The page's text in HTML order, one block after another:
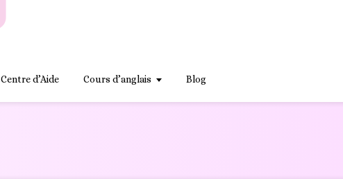
Centre d’Aide Cours d’anglais Blog